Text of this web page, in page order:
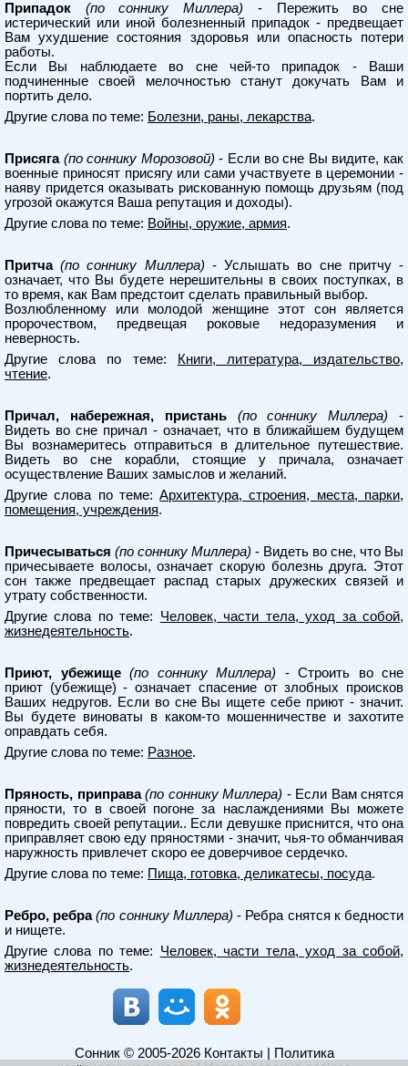
Припадок (по соннику Миллера) - Пережить во сне
истерический или иной болезненный припадок - предвещает
Вам ухудшение состояния здоровья или опасность потери
работы.
Если Вы наблюдаете во сне чей-то припадок - Ваши
подчиненные своей мелочностью станут докучать Вам и
портить дело.
Другие слова по теме: Болезни, раны, лекарства.
Присяга (по соннику Морозовой) - Если во сне Вы видите, как
военные приносят присягу или сами участвуете в церемонии -
наяву придется оказывать рискованную помощь друзьям (под
угрозой окажутся Ваша репутация и доходы).
Другие слова по теме: Войны, оружие, армия.
Притча (по соннику Миллера) - Услышать во сне притчу -
означает, что Вы будете нерешительны в своих поступках, в
то время, как Вам предстоит сделать правильный выбор.
Возлюбленному или молодой женщине этот сон является
пророчеством, предвещая роковые недоразумения и
неверность.
Другие слова по теме:
Книги, литература, издательство,
чтение.
Причал, набережная, пристань (по соннику Миллера) -
Видеть во сне причал - означает, что в ближайшем будущем
Вы вознамеритесь отправиться в длительное путешествие.
Видеть во сне корабли, стоящие у причала, означает
осуществление Ваших замыслов и желаний.
Другие слова по теме:Архитектура, строения, места, парки,
помещения, учреждения.
Причесываться (по соннику Миллера) - Видеть во сне, что Вы
причесываете волосы, означает скорую болезнь друга. Этот
сон также предвещает распад старых дружеских связей и
утрату собственности.
Другие слова по теме: Человек, части тела, уход за собой,
жизнедеятельность.
Приют, убежище (по соннику Миллера) - Строить во сне
приют (убежище) - означает спасение от злобных происков
Ваших недругов. Если во сне Вы ищете себе приют - значит.
Вы будете виноваты в каком-то мошенничестве и захотите
оправдать себя.
Другие слова по теме: Разное.
Пряность, приправа (по соннику Миллера) - Если Вам снятся
пряности, то в своей погоне за наслаждениями Вы можете
повредить своей репутации.. Если девушке приснится, что она
приправляет свою еду пряностями - значит, чья-то обманчивая
наружность привлечет скоро ее доверчивое сердечко.
Другие слова по теме: Пища, готовка, деликатесы, посуда.
Ребро, ребра (по соннику Миллера) - Ребра снятся к бедности
и нищете.
Другие слова по теме: Человек, части тела, уход за собой,
жизнедеятельность.
Сонник© 2005-2026 Контакты
Политика